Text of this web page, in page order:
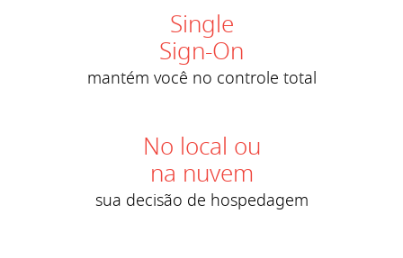
Single
Sign-On
mantém você no controle total
No local ou
na nuvem
sua decisão de hospedagem